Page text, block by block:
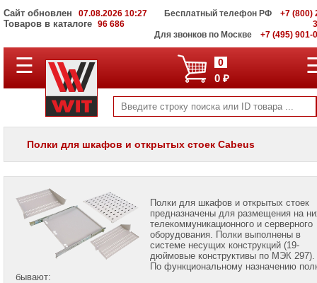
Сайт обновлен 07.08.2026 10:27
Товаров в каталоге 96 686
Бесплатный телефон РФ
+7 (800)
Для звонков по Москве
+7 (495) 901-
Шкафы
и
Комплектующие
к
шкафам
Компоненты
СКС
KVM-
переключатели
☰ 0
0 ₽
Полки для шкафов и открытых стоек Cabeus
Полки для шкафов и открытых стоек
предназначены для размещения на
телекоммуникационного и серверного
оборудования. Полки выполнены в
системе несущих конструкций (19-
дюймовые конструктивы по МЭК 297).
По функциональному назначению
бывают: